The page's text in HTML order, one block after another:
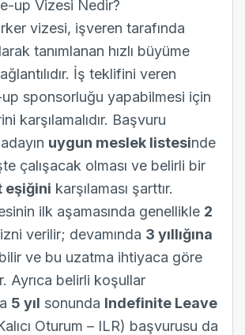
up Vizesi Nedir?
vizesi, işveren tarafında
tanımlanan hızlı büyüme
İş teklifini veren
sponsorluğu yapabilmesi için
karşılamalıdır. Başvuru
uygun meslek listesinde
çalışacak olması ve belirli bir
eşiğini karşılaması şarttır.
ilk aşamasında genellikle 2
verilir; devamında 3 yıllığına
ve bu uzatma ihtiyaca göre
Ayrıca belirli koşullar
5 yıl sonunda Indefinite Leave
Oturum – ILR) başvurusu da